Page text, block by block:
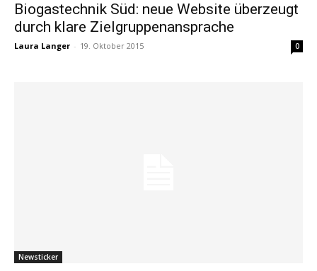
Biogastechnik Süd: neue Website überzeugt
durch klare Zielgruppenansprache
Laura Langer - 19. Oktober 2015 0
Newsticker